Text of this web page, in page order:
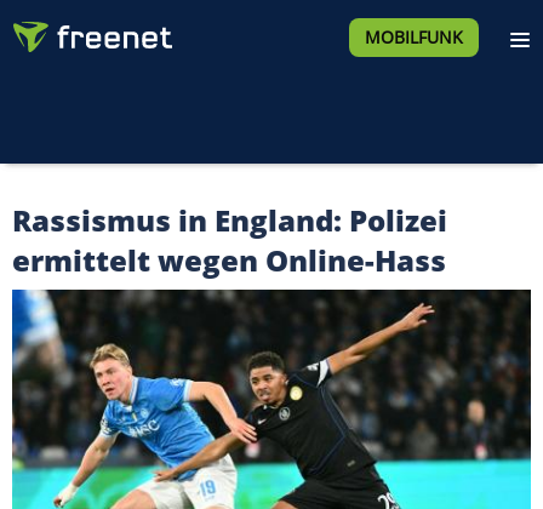
MOBILFUNK
Rassismus in England: Polizei
ermittelt wegen Online-Hass